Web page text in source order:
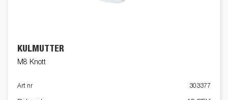
KULMUTTER
M8 Knott
Art nr 303377